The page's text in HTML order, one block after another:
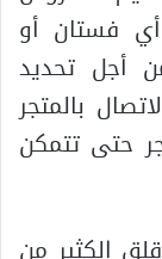
فستان أو
أجل تحديد
بالمتجر
حتى تتمكن